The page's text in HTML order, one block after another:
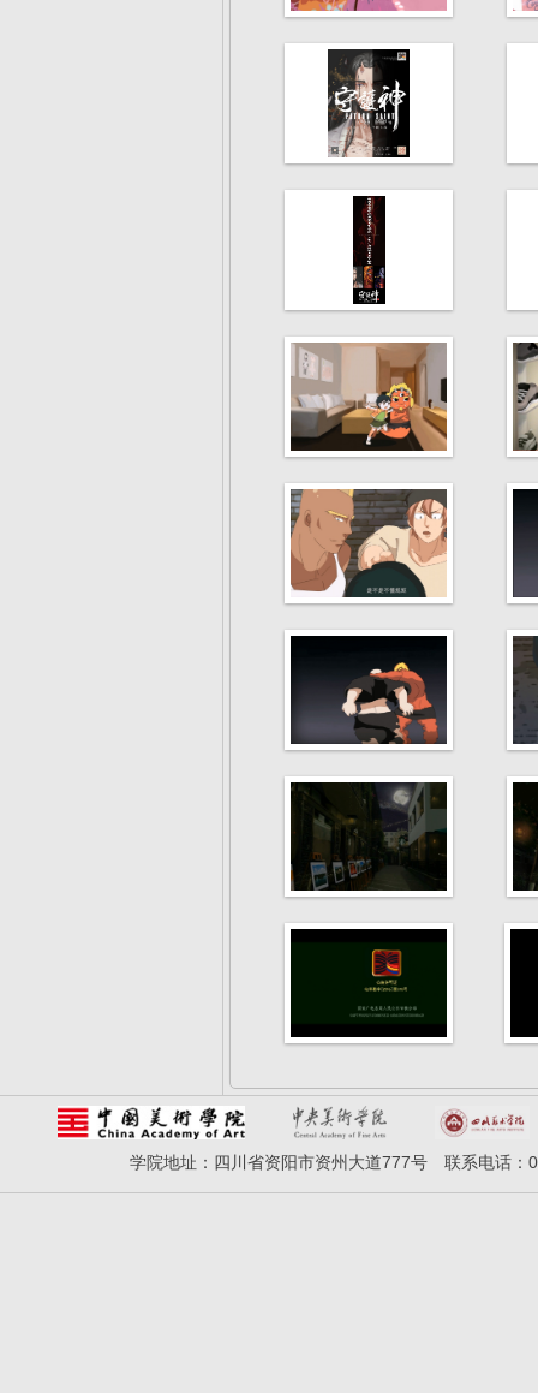
学院地址：四川省资阳市资州大道777号 联系电话：